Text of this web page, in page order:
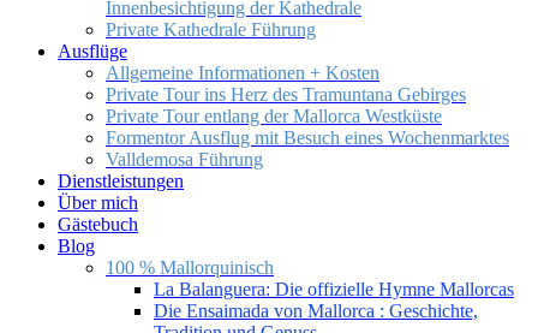
Innenbesichtigung der Kathedrale
Private Kathedrale Führung
Ausflüge
Allgemeine Informationen + Kosten
Private Tour ins Herz des Tramuntana Gebirges
Private Tour entlang der Mallorca Westküste
Formentor Ausflug mit Besuch eines Wochenmarktes
Valldemosa Führung
Dienstleistungen
Über mich
Gästebuch
Blog
100 % Mallorquinisch
La Balanguera: Die offizielle Hymne Mallorcas
Die Ensaimada von Mallorca : Geschichte,